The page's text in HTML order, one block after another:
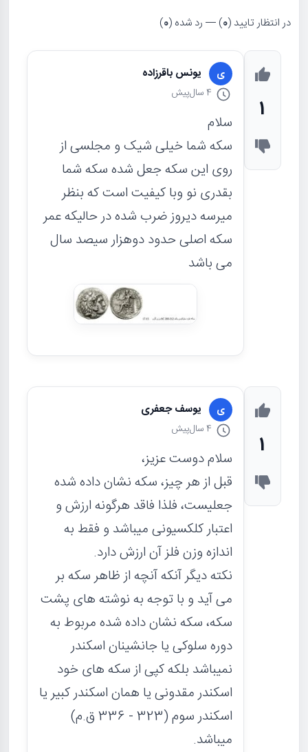
در انتظار تایید (0) — رد شده (0
)
1
ی یونس باقرزاده
4 سال پیش
سلام
سکه شما خیلی شیک و مجلسی از
روی این سکه جعل شده سکه شما
بقدری نو وبا کیفیت است که بنظر
میرسه دیروز ضرب شده در حالیکه عمر
سکه اصلی حدود دوهزار سیصد سال
می باشد
1
ی یوسف جعفری
4 سال پیش
سلام دوست عزیز،
قبل از هر چیز، سکه نشان داده شده
جعلیست، فلذا فاقد هرگونه ارزش و
اعتبار کلکسیونی میباشد و فقط به
اندازه وزن فلز آن ارزش دارد.
نکته دیگر آنکه آنچه از ظاهر سکه بر
می آید و با توجه به نوشته های پشت
سکه، سکه نشان داده شده مربوط به
دوره سلوکی یا جانشینان اسکندر
نمیباشد بلکه کپی از سکه های خود
اسکندر مقدونی یا همان اسکندر کبیر یا
اسکندر سوم (323 - 336 ق.م)
میباشد.